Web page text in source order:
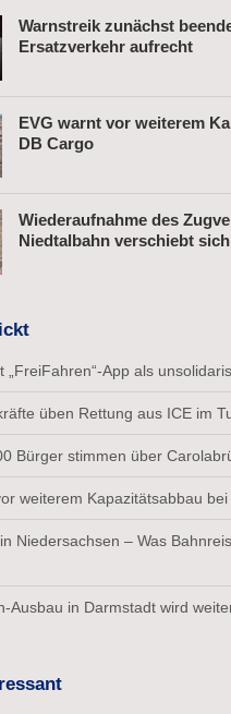
Warnstreik zunächst
Ersatzverkehr aufrecht
EVG warnt vor weiterem
DB Cargo
Wiederaufnahme des
Niedtalbahn verschiebt sich
„FreiFahren“-App als
üben Rettung aus ICE im
Bürger stimmen über
weiterem Kapazitätsabbau
Niedersachsen – Was
Ausbau in Darmstadt wird